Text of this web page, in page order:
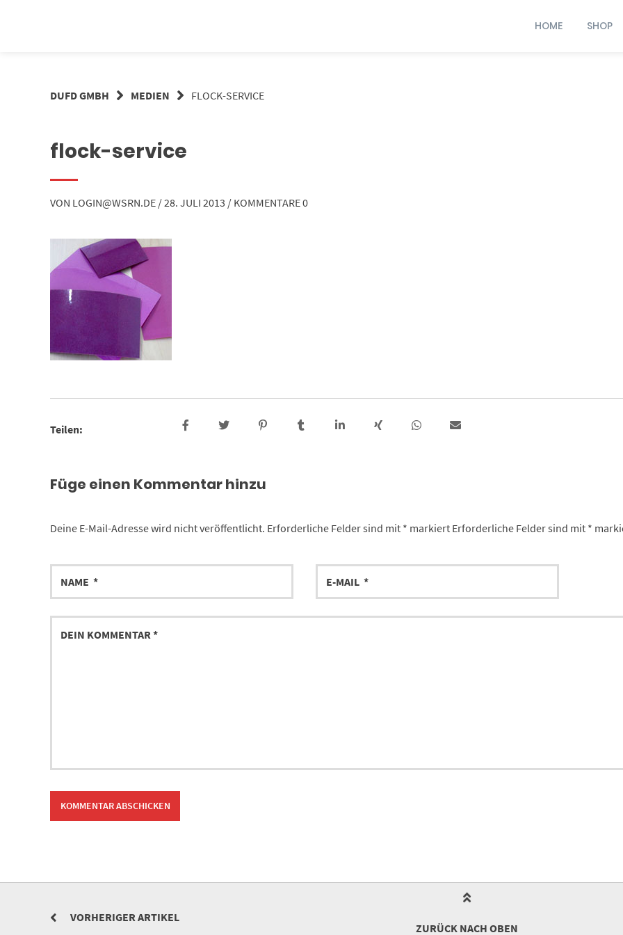
HOME SHOP
DUFD GMBH MEDIEN FLOCK-SERVICE
flock-service
VON LOGIN@WSRN.DE /28. JULI 2013 / KOMMENTARE 0
Teilen:
Füge einen Kommentar hinzu
Deine E-Mail-Adresse wird nicht veröffentlicht. Erforderliche Felder sind mit * markiertErforderliche Felder sind mit *
VORHERIGER ARTIKEL
ZURÜCK NACH OBEN